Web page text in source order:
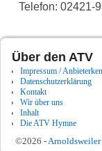
Telefon: 02421-
Über den ATV
Impressum /
Datenschutzerklärung
Kontakt
Wir über uns
Inhalt
Die ATV Hymne
©2026 -Arnoldsweiler